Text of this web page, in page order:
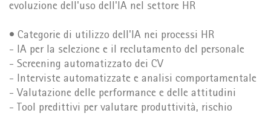
evoluzione dell'uso dell'IA nel settore HR
• Categorie di utilizzo dell'IA nei processi HR
- IA per la selezione e il reclutamento del personale
- Screening automatizzato dei CV
- Interviste automatizzate e analisi comportamentale
- Valutazione delle performance e delle attitudini
- Tool predittivi per valutare produttività, rischio